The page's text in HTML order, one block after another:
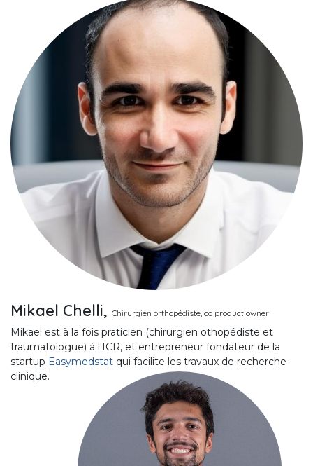
Mikael Chelli, Chirurgien orthopédiste, co product owner
Mikael est à la fois praticien (chirurgien othopédiste et
traumatologue) à l'ICR, et entrepreneur fondateur de la
startup Easymedstat qui facilite les travaux de recherche
clinique.